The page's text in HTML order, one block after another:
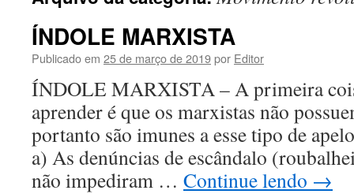
conteúdo
ÍNDOLE MARXISTA
Publicado em 25 de março de 2019por Editor
ÍNDOLE MARXISTA – A primeira
aprender é que os marxistas não
portanto são imunes a esse tipo de
a) As denúncias de escândalo
não impediram … Continue lendo →